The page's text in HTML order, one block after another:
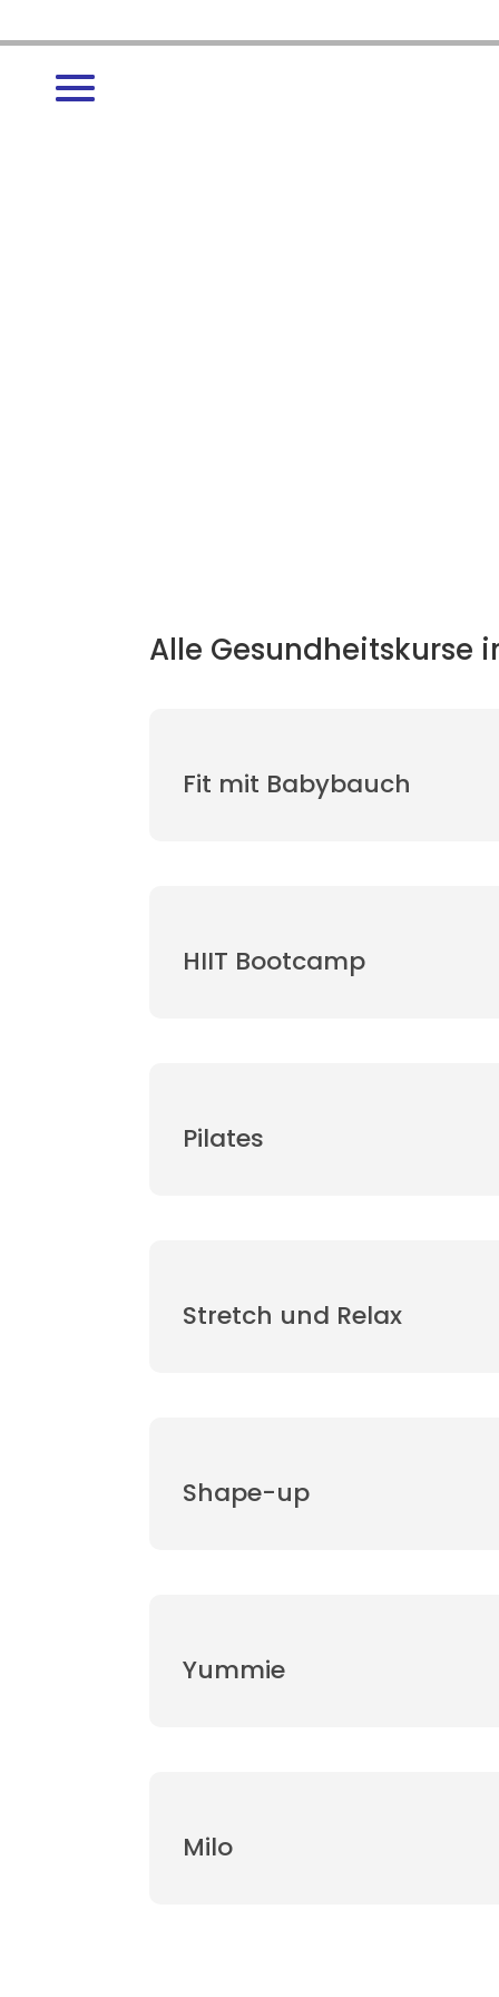
Alle Gesundheitskurse
Fit mit Babybauch
HIIT Bootcamp
Pilates
Stretch und Relax
Shape-up
Yummie
Milo